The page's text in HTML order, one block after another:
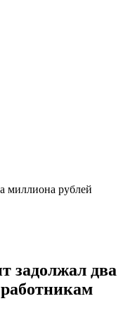
миллиона рублей
задолжал два